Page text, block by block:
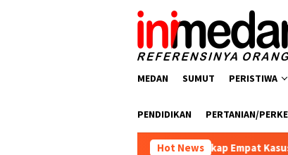
MEDAN SUMUT PERISTIWA
PENDIDIKAN PERTANIAN/
Hot News
Batu Bara Ungkap Empat Kasus Peredaran